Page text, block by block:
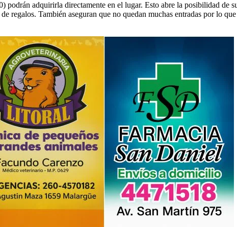
adquirirla directamente en el lugar. Esto abre la posibilidad de
También aseguran que no quedan muchas entradas por lo